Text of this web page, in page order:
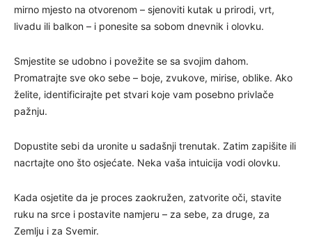
mirno mjesto na otvorenom – sjenoviti kutak u prirodi, vrt,
livadu ili balkon – i ponesite sa sobom dnevnik i olovku.
Smjestite se udobno i povežite se sa svojim dahom.
Promatrajte sve oko sebe – boje, zvukove, mirise, oblike. Ako
želite, identificirajte pet stvari koje vam posebno privlače
pažnju.
Dopustite sebi da uronite u sadašnji trenutak. Zatim zapišite ili
nacrtajte ono što osjećate. Neka vaša intuicija vodi olovku.
Kada osjetite da je proces zaokružen, zatvorite oči, stavite
ruku na srce i postavite namjeru – za sebe, za druge, za
Zemlju i za Svemir.